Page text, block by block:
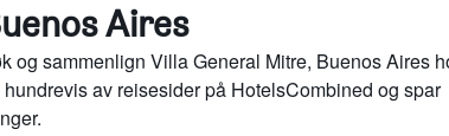
Aires
og sammenlign Villa General Mitre, Buenos Aires
hundrevis av reisesider på HotelsCombined og spar